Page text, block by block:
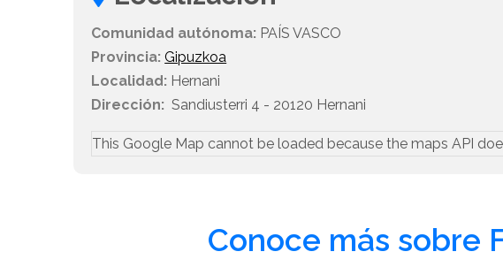
Comunidad autónoma: PAÍS VASCO
Provincia: Gipuzkoa
Localidad: Hernani
Dirección: Sandiusterri 4 - 20120 Hernani
This Google Map cannot be loaded because the maps API
Conoce más sobre